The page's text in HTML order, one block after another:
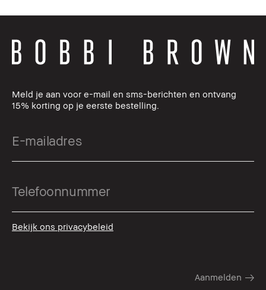
Meld je aan voor e-mail en sms-berichten en ontvang
15% korting op je eerste bestelling.
Bekijk ons privacybeleid